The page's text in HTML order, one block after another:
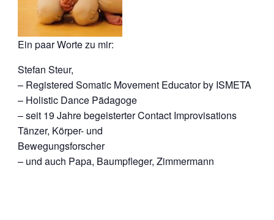
Ein paar Worte zu mir:
Stefan Steur,
– Registered Somatic Movement Educator by ISMETA
– Holistic Dance Pädagoge
– seit 19 Jahre begeisterter Contact Improvisations
Tänzer, Körper- und
Bewegungsforscher
– und auch Papa, Baumpfleger, Zimmermann